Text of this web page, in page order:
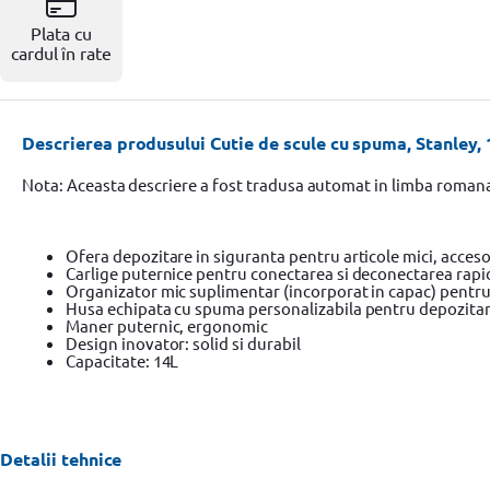
Plata cu
cardul în rate
Descrierea produsului Cutie de scule cu spuma, Stanley,
Nota: Aceasta descriere a fost tradusa automat in limba
Ofera depozitare in siguranta pentru articole mici,
Carlige puternice pentru conectarea si deconectarea
Organizator mic suplimentar (incorporat in capac)
Husa echipata cu spuma personalizabila pentru
Maner puternic, ergonomic
Design inovator: solid si durabil
Capacitate: 14L
Detalii tehnice